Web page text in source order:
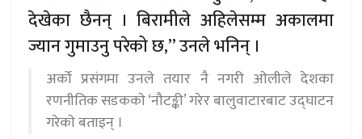
देखेका छैनन् । बिरामीले अहिलेसम्म अकालमा
ज्यान गुमाउनु परेको छ,” उनले भनिन् ।
अर्काे प्रसंगमा उनले तयार नै नगरी अ‍ाेलीले देशका
रणनीतिक सडककाे ‘नौटङ्की’ गरेर बालुवाटारबाट उद्घाटन
गरेकाे बताइन् ।